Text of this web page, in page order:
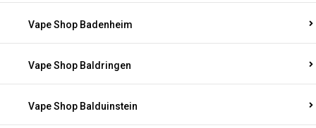
Vape Shop Badenheim
Vape Shop Baldringen
Vape Shop Balduinstein